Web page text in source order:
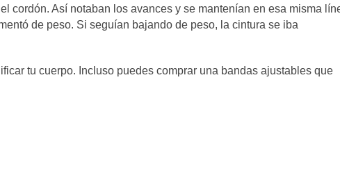
cordón. Así notaban los avances y se mantenían en esa misma
de peso. Si seguían bajando de peso, la cintura se iba
tu cuerpo. Incluso puedes comprar una bandas ajustables que